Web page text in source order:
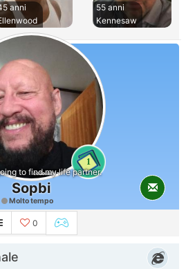
anni
55 anni
Kennesaw
1
to find my life partner.
Sopbi
Molto tempo
0